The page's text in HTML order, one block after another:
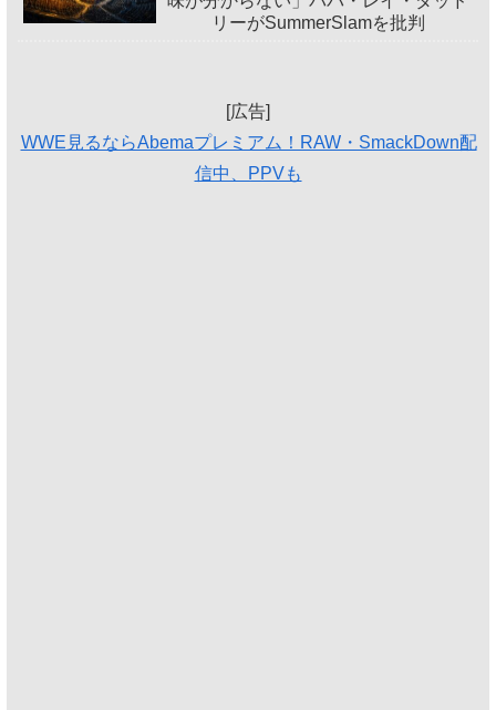
リーがSummerSlamを批判
[広告]
WWE見るならAbemaプレミアム！RAW・SmackDown配
信中、PPVも